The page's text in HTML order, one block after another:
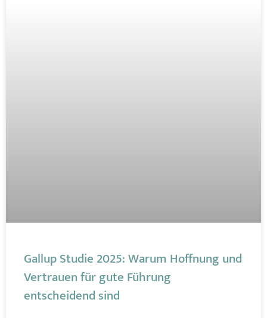
Gallup Studie 2025: Warum Hoffnung und
Vertrauen für gute Führung
entscheidend sind